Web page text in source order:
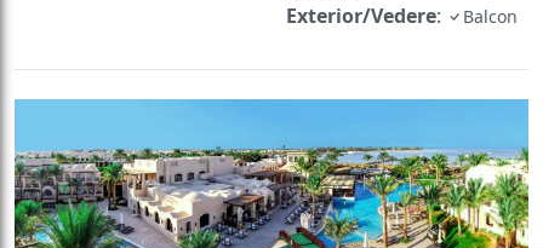
Exterior/Vedere: Balcon